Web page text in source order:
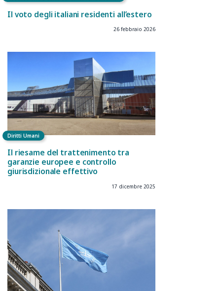
Il voto degli italiani residenti all’estero
26 febbraio 2026
Diritti Umani
Il riesame del trattenimento tra
garanzie europee e controllo
giurisdizionale effettivo
17 dicembre 2025